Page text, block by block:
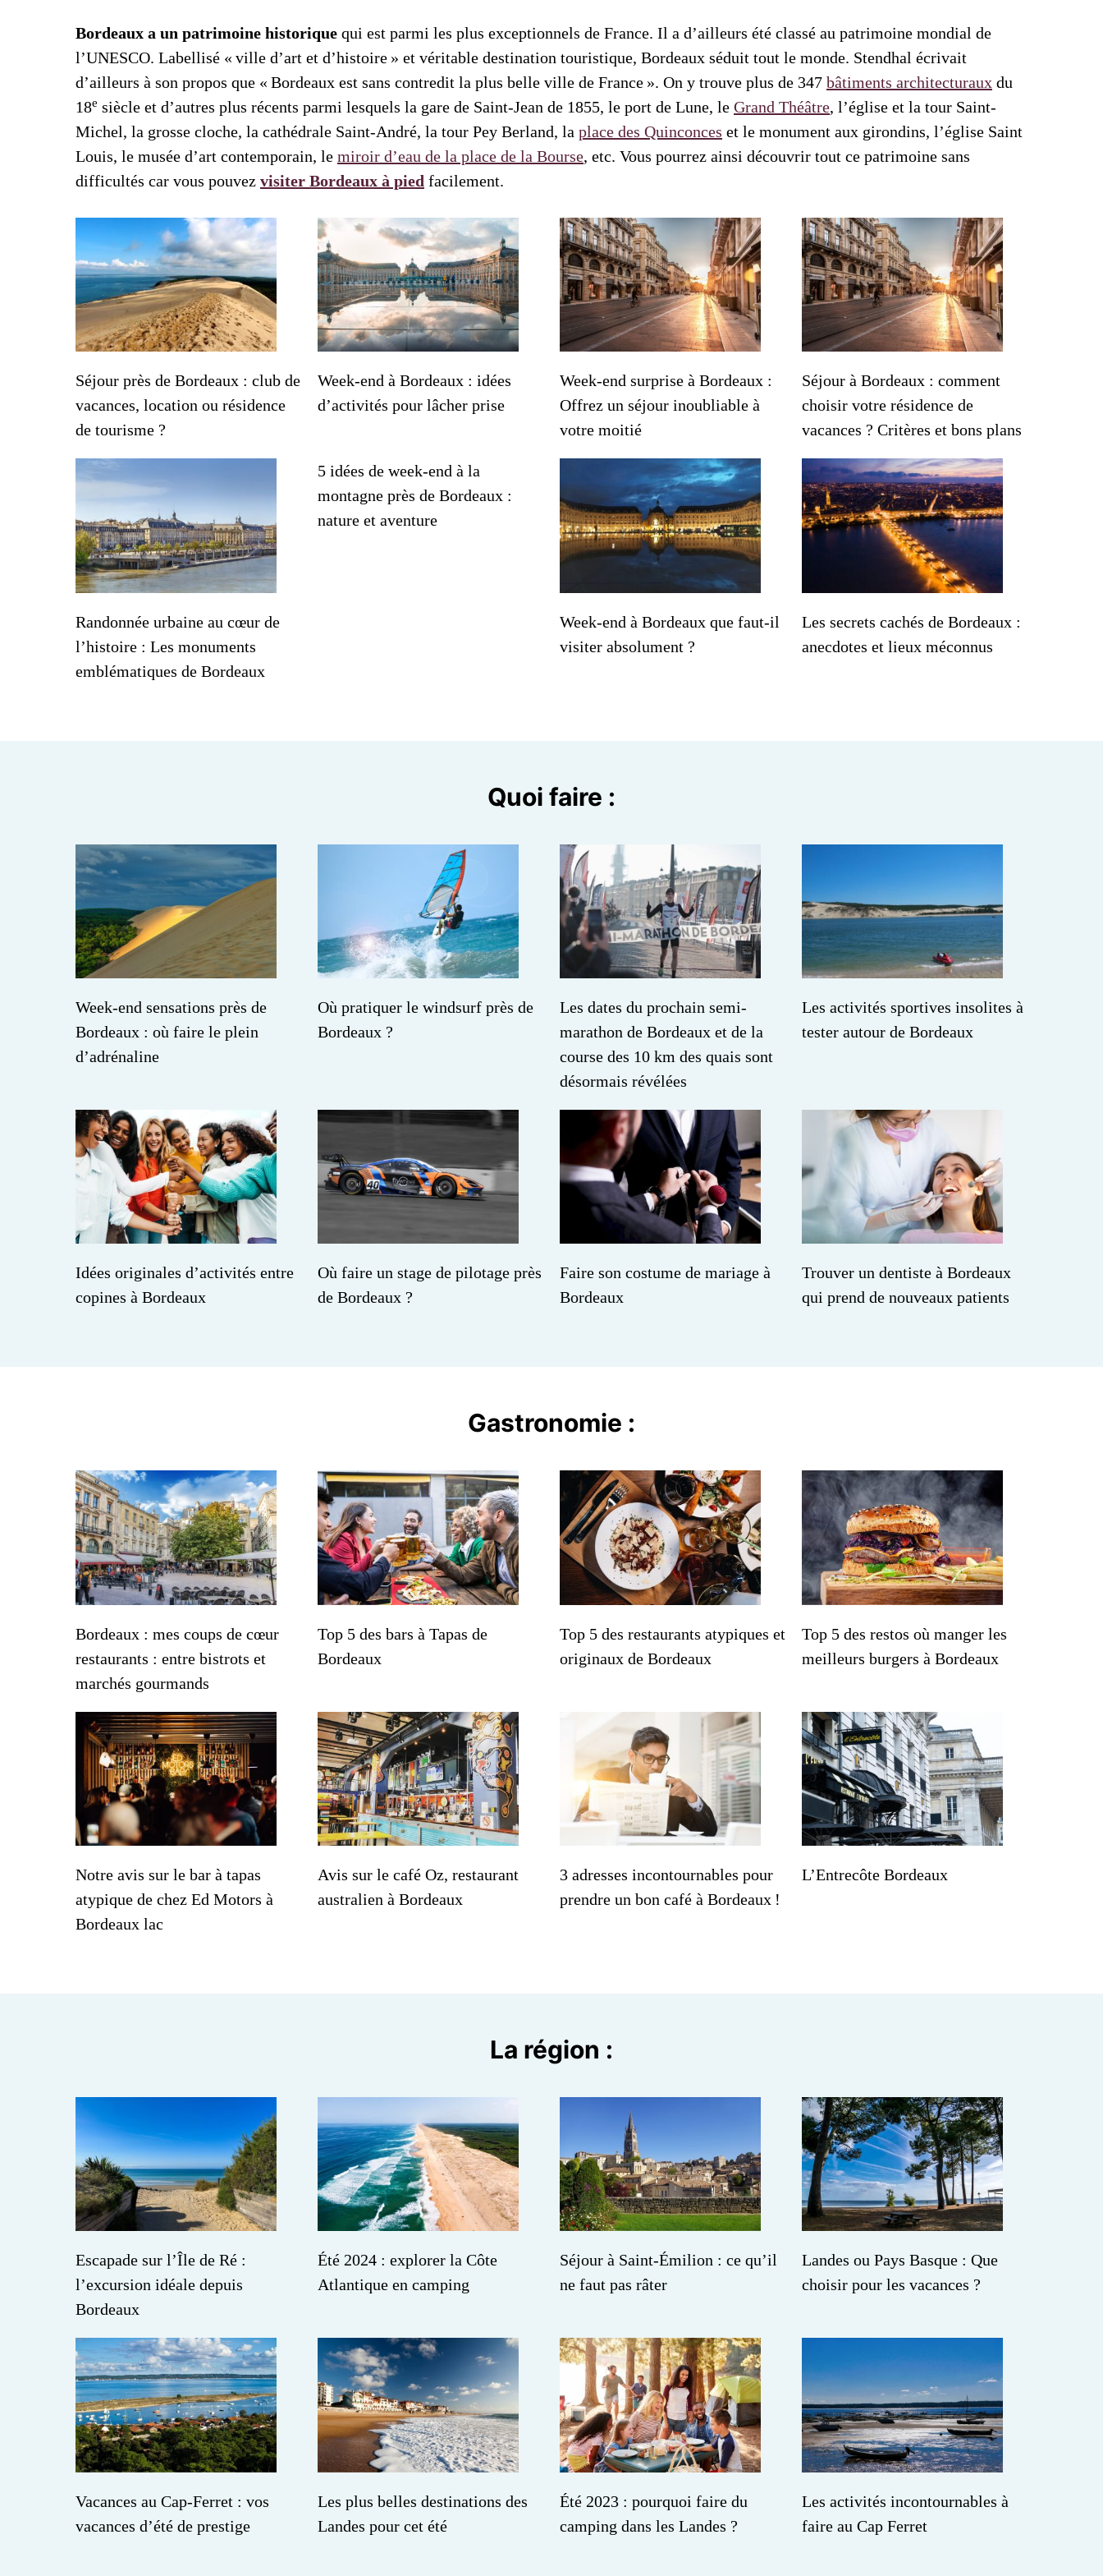
Bordeaux a un patrimoine historique qui est parmi les plus exceptionnels de France. Il a d’ailleurs été classé au patrimoine mondial de
l’UNESCO. Labellisé « ville d’art et d’histoire » et véritable destination touristique, Bordeaux séduit tout le monde. Stendhal écrivait
d’ailleurs à son propos que « Bordeaux est sans contredit la plus belle ville de France ». On y trouve plus de 347 bâtiments architecturaux du
18e siècle et d’autres plus récents parmi lesquels la gare de Saint-Jean de 1855, le port de Lune, le Grand Théâtre, l’église et la tour Saint-
Michel, la grosse cloche, la cathédrale Saint-André, la tour Pey Berland, la place des Quinconces et le monument aux girondins, l’église Saint
Louis, le musée d’art contemporain, le miroir d’eau de la place de la Bourse, etc. Vous pourrez ainsi découvrir tout ce patrimoine sans
difficultés car vous pouvez visiter Bordeaux à pied facilement.
Séjour près de Bordeaux : club de
vacances, location ou résidence
de tourisme ?
Week-end à Bordeaux : idées
d’activités pour lâcher prise
Week-end surprise à Bordeaux :
Offrez un séjour inoubliable à
votre moitié
Séjour à Bordeaux : comment
choisir votre résidence de
vacances ? Critères et bons plans
Randonnée urbaine au cœur de
l’histoire : Les monuments
emblématiques de Bordeaux
5 idées de week-end à la
montagne près de Bordeaux :
nature et aventure
Week-end à Bordeaux que faut-il
visiter absolument ?
Les secrets cachés de Bordeaux :
anecdotes et lieux méconnus
Quoi faire :
Week-end sensations près de
Bordeaux : où faire le plein
d’adrénaline
Où pratiquer le windsurf près de
Bordeaux ?
Les dates du prochain semi-
marathon de Bordeaux et de la
course des 10 km des quais sont
désormais révélées
Les activités sportives insolites à
tester autour de Bordeaux
Idées originales d’activités entre
copines à Bordeaux
Où faire un stage de pilotage près
de Bordeaux ?
Faire son costume de mariage à
Bordeaux
Trouver un dentiste à Bordeaux
qui prend de nouveaux patients
Gastronomie :
Bordeaux : mes coups de cœur
restaurants : entre bistrots et
marchés gourmands
Top 5 des bars à Tapas de
Bordeaux
Top 5 des restaurants atypiques et
originaux de Bordeaux
Top 5 des restos où manger les
meilleurs burgers à Bordeaux
Notre avis sur le bar à tapas
atypique de chez Ed Motors à
Bordeaux lac
Avis sur le café Oz, restaurant
australien à Bordeaux
3 adresses incontournables pour
prendre un bon café à Bordeaux !
L’Entrecôte Bordeaux
La région :
Escapade sur l’Île de Ré :
l’excursion idéale depuis
Bordeaux
Été 2024 : explorer la Côte
Atlantique en camping
Séjour à Saint-Émilion : ce qu’il
ne faut pas râter
Landes ou Pays Basque : Que
choisir pour les vacances ?
Vacances au Cap-Ferret : vos
vacances d’été de prestige
Les plus belles destinations des
Landes pour cet été
Été 2023 : pourquoi faire du
camping dans les Landes ?
Les activités incontournables à
faire au Cap Ferret